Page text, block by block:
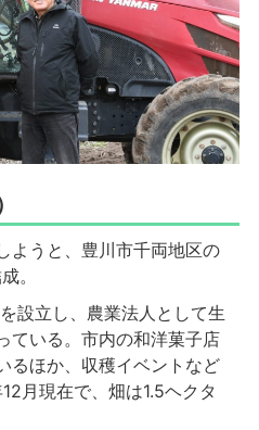
ようと、豊川市千両地区の
。
設立し、農業法人として生
ている。市内の和洋菓子店
るほか、収穫イベントなど
月現在で、畑は1.5ヘクタ